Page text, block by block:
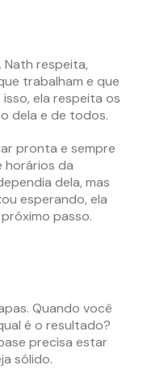
respeita,
trabalham e que
ela respeita os
dela e de todos.
pronta e sempre
horários da
dela, mas
esperando, ela
passo.
Quando você
é o resultado?
precisa estar
sólido.